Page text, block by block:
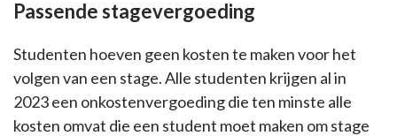
Passende stagevergoeding
Studenten hoeven geen kosten te maken voor het
volgen van een stage. Alle studenten krijgen al in
2023 een onkostenvergoeding die ten minste alle
kosten omvat die een student moet maken om stage